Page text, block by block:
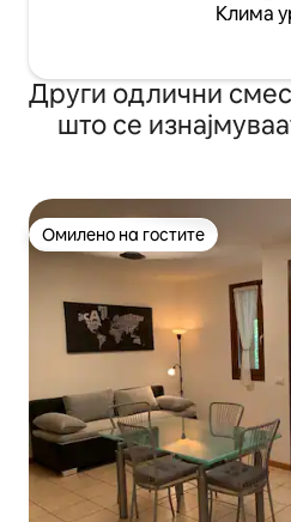
Клима
Други одлични
што се
Омилено на гостите
Омилено на гостите